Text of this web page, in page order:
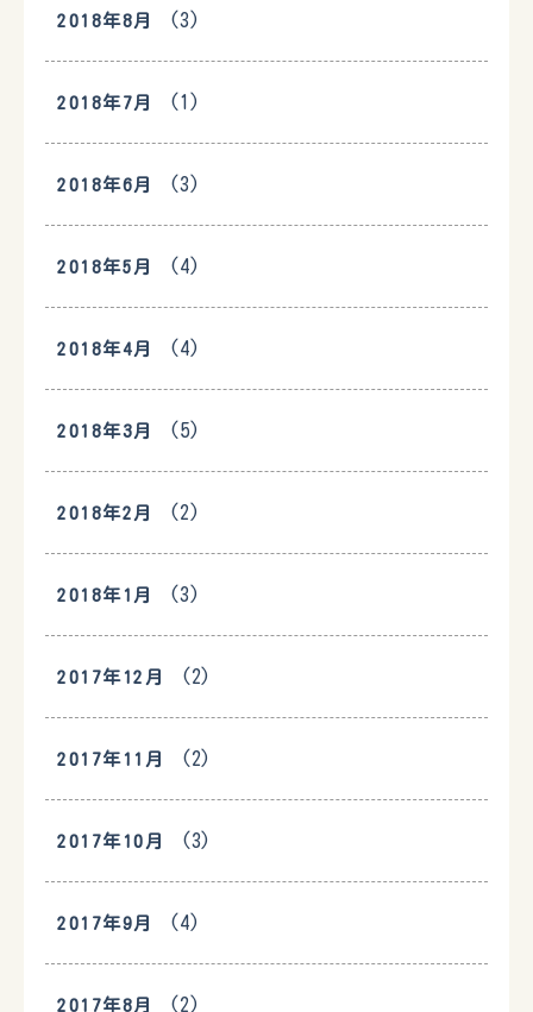
2018年8月 (3)
2018年7月 (1)
2018年6月 (3)
2018年5月 (4)
2018年4月 (4)
2018年3月 (5)
2018年2月 (2)
2018年1月 (3)
2017年12月 (2)
2017年11月 (2)
2017年10月 (3)
2017年9月 (4)
2017年8月 (2)